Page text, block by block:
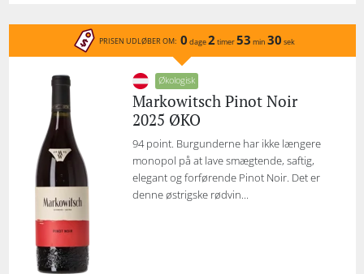
PRISEN UDLØBER OM: 0 dage2 timer53 min 30 sek
Økologisk
Markowitsch Pinot Noir
2025 ØKO
94 point. Burgunderne har ikke længere
monopol på at lave smægtende, saftig,
elegant og forførende Pinot Noir. Det er
denne østrigske rødvin...